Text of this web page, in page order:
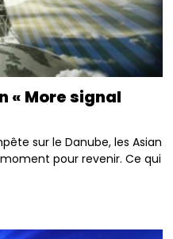
« More signal
sur le Danube, les Asian
pour revenir. Ce qui